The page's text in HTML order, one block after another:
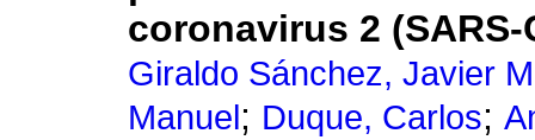
coronavirus 2 (SARS-
Giraldo Sánchez, Javier
Manuel ; Duque, Carlos;